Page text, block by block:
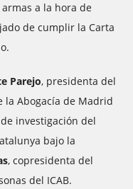
a la hora de
de cumplir la Carta
Parejo, presidenta del
la Abogacía de Madrid
investigación del
bajo la
, copresidenta del
del ICAB.